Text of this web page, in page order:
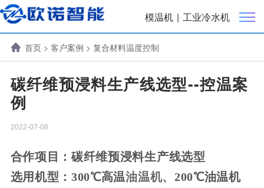
模温机 | 工业冷水机
首页> 客户案例 > 复合材料温度控制
碳纤维预浸料生产线选型--控温案
例
2022-07-08
合作项目：碳纤维预浸料生产线选型
选用机型：300℃高温油温机、200℃油温机